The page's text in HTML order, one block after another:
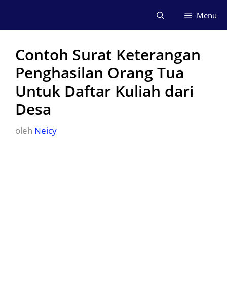
isi
Menu
Contoh Surat Keterangan
Penghasilan Orang Tua
Untuk Daftar Kuliah dari
Desa
oleh Neicy